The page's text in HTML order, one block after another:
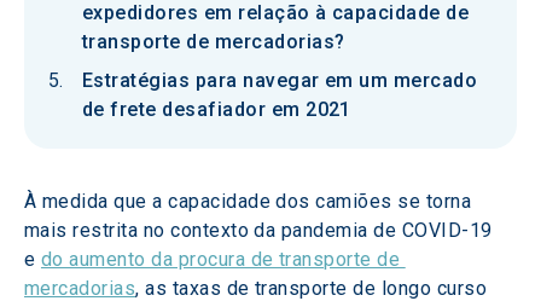
expedidores em relação à capacidade de
transporte de mercadorias?
Estratégias para navegar em um mercado
de frete desafiador em 2021
À medida que a capacidade dos camiões se torna
mais restrita no contexto da pandemia de COVID-19
e do aumento da procura de transporte de
mercadorias, as taxas de transporte de longo curso